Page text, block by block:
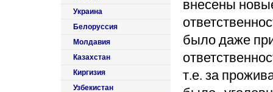
внесены
было даже
т.е. за
Украина
Белоруссия
Молдавия
Казахстан
Киргизия
Узбекистан